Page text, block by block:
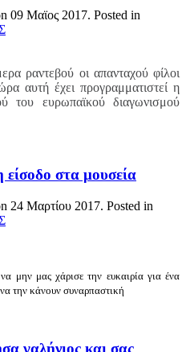
09 Μαϊος 2017. Posted in
ραντεβού οι απανταχού φίλοι
αυτή έχει προγραμματιστεί η
του ευρωπαϊκού διαγωνισμού
στα μουσεία
24 Μαρτίου 2017. Posted in
μην μας χάρισε την ευκαιρία για ένα
την κάνουν συναρπαστική
γαλήνιος και σας